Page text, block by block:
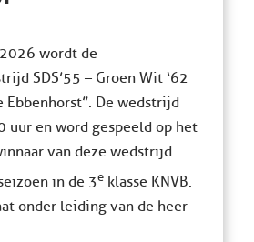
wordt de
SDS’55 – Groen Wit ‘62
Ebbenhorst”. De wedstrijd
uur en word gespeeld op het
van deze wedstrijd
in de 3eklasse KNVB.
onder leiding van de heer